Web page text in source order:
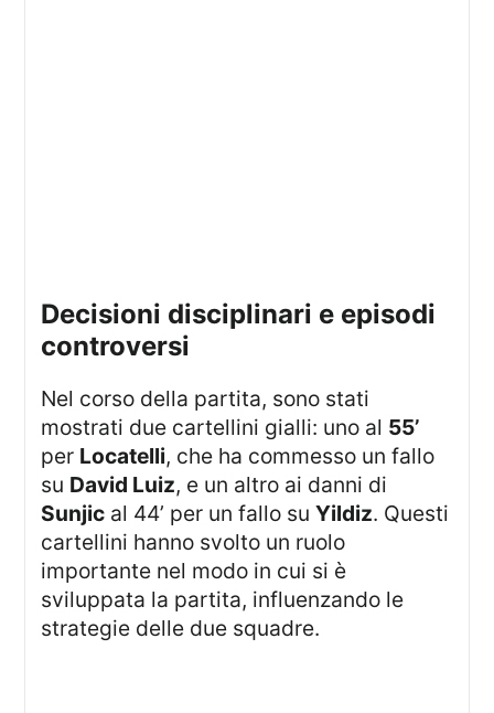
Decisioni disciplinari e episodi
controversi
Nel corso della partita, sono stati
mostrati due cartellini gialli: uno al 55’
per Locatelli, che ha commesso un fallo
su David Luiz, e un altro ai danni di
Sunjic al 44’ per un fallo suYildiz. Questi
cartellini hanno svolto un ruolo
importante nel modo in cui si è
sviluppata la partita, influenzando le
strategie delle due squadre.